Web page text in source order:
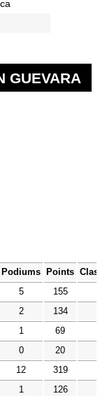
GUEVARA
Podiums Points
5
155
2
134
1
69
0
20
12
319
1 126